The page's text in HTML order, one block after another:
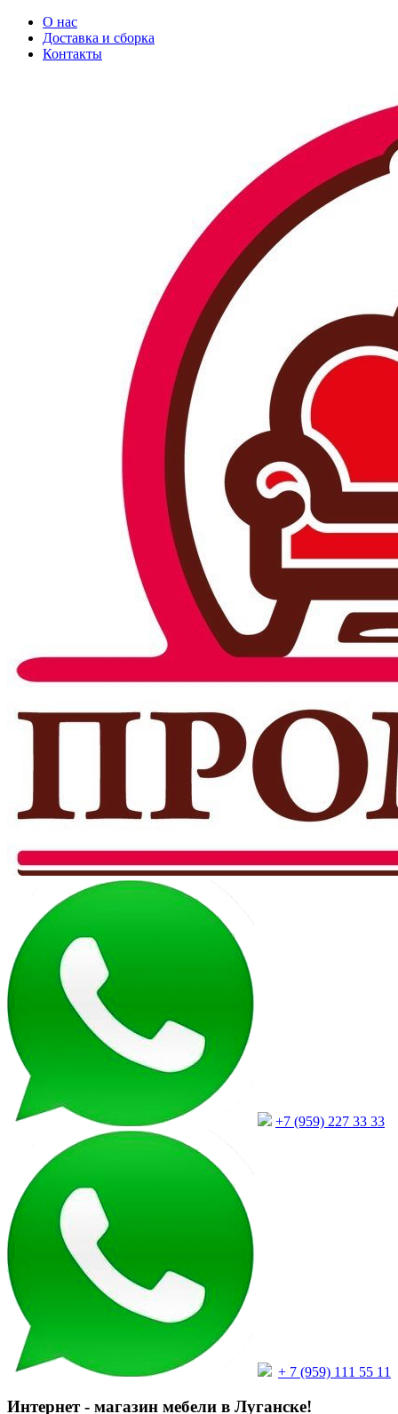
О нас
Доставка и сборка
Контакты
+7 (959) 227 33 33
+ 7 (959) 111 55 11
Интернет - магазин мебели в Луганске!